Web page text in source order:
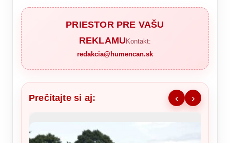
PRIESTOR PRE VAŠU
REKLAMU Kontakt:
redakcia@humencan.sk
Prečítajte si aj: ‹ ›